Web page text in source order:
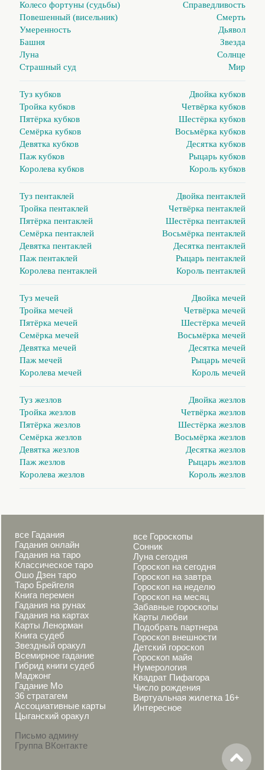
Колесо фортуны (судьбы)
Справедливость
Повешенный (висельник)
Смерть
Умеренность
Дьявол
Башня
Звезда
Луна
Солнце
Страшный суд
Мир
Туз кубков
Двойка кубков
Тройка кубков
Четвёрка кубков
Пятёрка кубков
Шестёрка кубков
Семёрка кубков
Восьмёрка кубков
Девятка кубков
Десятка кубков
Паж кубков
Рыцарь кубков
Королева кубков
Король кубков
Туз пентаклей
Двойка пентаклей
Тройка пентаклей
Четвёрка пентаклей
Пятёрка пентаклей
Шестёрка пентаклей
Семёрка пентаклей
Восьмёрка пентаклей
Девятка пентаклей
Десятка пентаклей
Паж пентаклей
Рыцарь пентаклей
Королева пентаклей
Король пентаклей
Туз мечей
Двойка мечей
Тройка мечей
Четвёрка мечей
Пятёрка мечей
Шестёрка мечей
Семёрка мечей
Восьмёрка мечей
Девятка мечей
Десятка мечей
Паж мечей
Рыцарь мечей
Королева мечей
Король мечей
Туз жезлов
Двойка жезлов
Тройка жезлов
Четвёрка жезлов
Пятёрка жезлов
Шестёрка жезлов
Семёрка жезлов
Восьмёрка жезлов
Девятка жезлов
Десятка жезлов
Паж жезлов
Рыцарь жезлов
Королева жезлов
Король жезлов
все Гадания
Гадания онлайн
Гадания на таро
Классическое таро
Ошо Дзен таро
Таро Брейгеля
Книга перемен
Гадания на рунах
Гадания на картах
Карты Ленорман
Книга судеб
Звездный оракул
Всемирное гадание
Гибрид книги судеб
Маджонг
Гадание Мо
36 стратагем
Ассоциативные карты
Цыганский оракул
Письмо админу
Группа ВКонтакте
все Гороскопы
Сонник
Луна сегодня
Гороскоп на сегодня
Гороскоп на завтра
Гороскоп на неделю
Гороскоп на месяц
Забавные гороскопы
Карты любви
Подобрать партнера
Гороскоп внешности
Детский гороскоп
Гороскоп майя
Нумерология
Квадрат Пифагора
Число рождения
Виртуальная жилетка 16+
Интересное